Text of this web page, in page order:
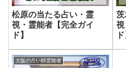
松原の当たる占い・霊
視・霊能者【完全ガイ
ド】
茨
視
ド
大阪の占い師霊能者